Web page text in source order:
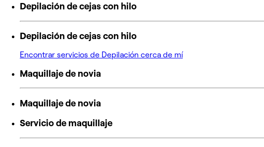
Depilación de cejas con hilo
Depilación de cejas con hilo
Encontrar servicios de Depilación cerca de mí
Maquillaje de novia
Maquillaje de novia
Servicio de maquillaje